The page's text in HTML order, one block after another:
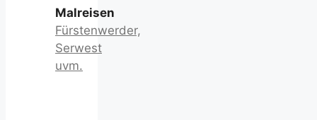
Malreisen
Fürstenwerder,
Serwest
uvm.